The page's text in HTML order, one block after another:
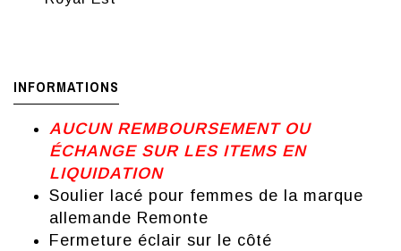
INFORMATIONS
AUCUN REMBOURSEMENT OU
ÉCHANGE SUR LES ITEMS EN
LIQUIDATION
Soulier lacé pour femmes de la marque
allemande Remonte
Fermeture éclair sur le côté